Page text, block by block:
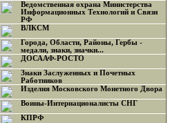
Ведомственная охрана Министерства
Информационных Технологий и Связи
РФ
ВЛКСМ
Города, Области, Районы, Гербы -
медали, знаки, значки...
ДОСААФ-РОСТО
Знаки Заслуженных и Почетных
Работников
Изделия Московского Монетного Двора
Воины-Интернационалисты СНГ
КПРФ